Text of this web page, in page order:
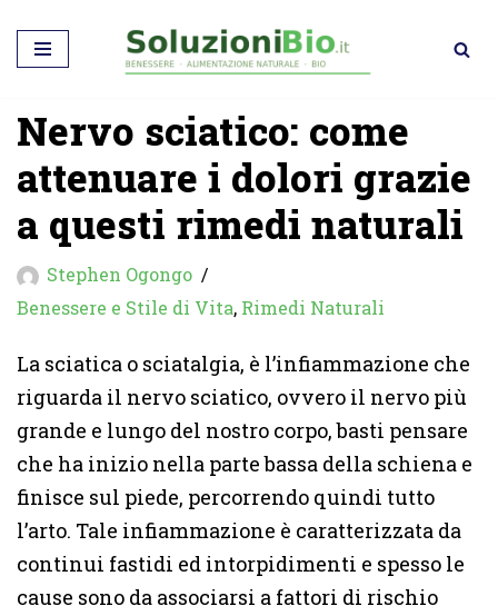
Vai
contenuto
Nervo sciatico: come
attenuare i dolori grazie
a questi rimedi naturali
Stephen Ogongo
Benessere e Stile di Vita, Rimedi Naturali
La sciatica o sciatalgia, è l’infiammazione che
riguarda il nervo sciatico, ovvero il nervo più
grande e lungo del nostro corpo, basti pensare
che ha inizio nella parte bassa della schiena e
finisce sul piede, percorrendo quindi tutto
l’arto. Tale infiammazione è caratterizzata da
continui fastidi ed intorpidimenti e spesso le
cause sono da associarsi a fattori di rischio